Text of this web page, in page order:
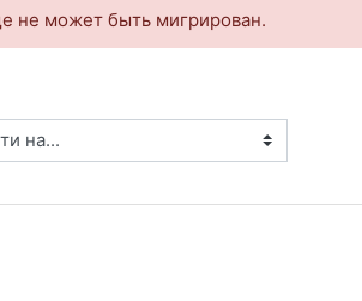
не может быть мигрирован.